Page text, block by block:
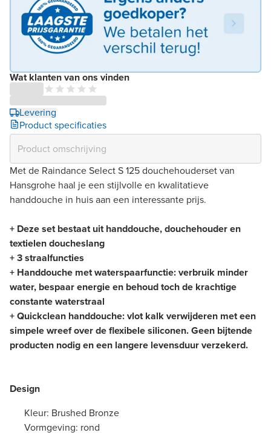
Wat klanten van ons vinden
Levering
Product specificaties
Met de Raindance Select S 125 douchehouderset van
Hansgrohe haal je een stijlvolle en kwalitatieve
handdouche in huis aan een interessante prijs.
+ Deze set bestaat uit handdouche, douchehouder en
textielen doucheslang
+ 3 straalfuncties
+ Handdouche met waterspaarfunctie: verbruik minder
water, bespaar energie en behoud toch de krachtige
constante waterstraal
+ Quickclean handdouche: vlot kalk verwijderen met een
simpele wreef over de flexibele siliconen. Geen bijtende
producten nodig en een langere levensduur verzekerd.
Design
Kleur: Brushed Bronze
Vormgeving: rond